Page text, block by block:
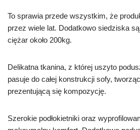
To sprawia przede wszystkim, że
przez wiele lat. Dodatkowo siedziska
ciężar około 200kg.
Delikatna tkanina, z której uszyto
pasuje do całej konstrukcji sofy,
prezentującą się kompozycję.
Szerokie podłokietniki oraz